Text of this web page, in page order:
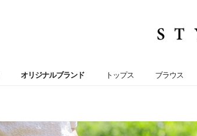
オリジナルブランド トップス ブラウス